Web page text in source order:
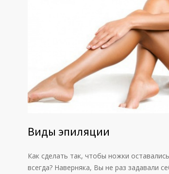
Виды эпиляции
Как сделать так, чтобы ножки
всегда? Наверняка, Вы не раз задавали